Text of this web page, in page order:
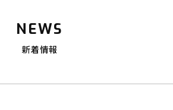
NEWS
新着情報